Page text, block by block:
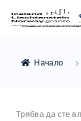
Начало
Трябва да сте